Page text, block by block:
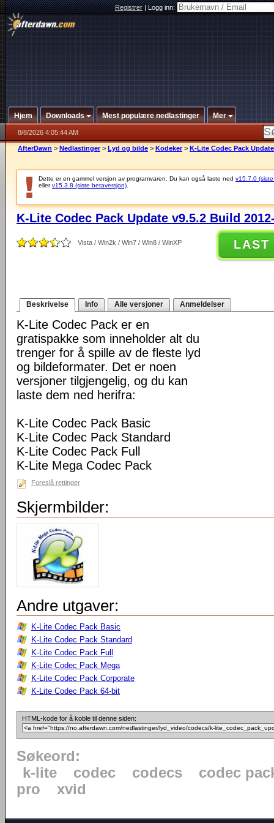
Registrer|Logg inn:
Hjem Downloads Mest populære nedlastinger Mer
8/8/2026 4:05:44 AM
AfterDawn > Nedlastinger > Lyd og bilde > Kodeker > K-Lite Codec Pack
Dette er en gammel versjon av programvaren. Du kan også laste ned v15.7.0
ellerv15.3.8 (siste betaversjon)
K-Lite Codec Pack Update v9.5.2 Build
Vista / Win2k / Win7 / Win8 / WinXP LAST
Beskrivelse Info Alle versjoner Anmeldelser
K-Lite Codec Pack er en
gratispakke som inneholder alt du
trenger for å spille av de fleste lyd
og bildeformater. Det er noen
versjoner tilgjengelig, og du kan
laste dem ned herifra:
K-Lite Codec Pack Basic
K-Lite Codec Pack Standard
K-Lite Codec Pack Full
K-Lite Mega Codec Pack
Foreslå rettinger
Skjermbilder:
Andre utgaver:
K-Lite Codec Pack Basic
K-Lite Codec Pack Standard
K-Lite Codec Pack Full
K-Lite Codec Pack Mega
K-Lite Codec Pack Corporate
K-Lite Codec Pack 64-bit
HTML-kode for å koble til denne siden:
Søkeord:
k-lite
codec codecs
codec
pro
xvid